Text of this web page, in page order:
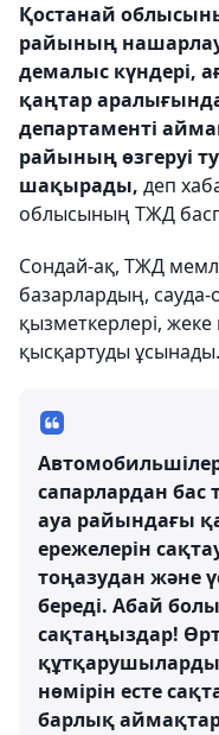
Қостанай
райының
демалыс күндері,
қаңтар
департаменті
райының өзгеруі
шақырады, деп
облысының ТЖД
Сондай-ақ, ТЖД
базарлардың,
қызметкерлері, жеке
қысқартуды ұсынады.
сапарлардан бас
ауа райындағы
ережелерін
тоңазудан және
береді. Абай
сақтаңыздар!
нөмірін есте
барлық